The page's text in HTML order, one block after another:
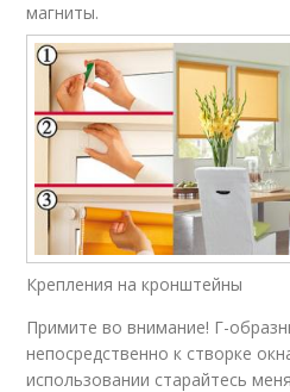
магниты.
Крепления на кронштейны
Примите во внимание! Г-
непосредственно к створке
использовании старайтесь